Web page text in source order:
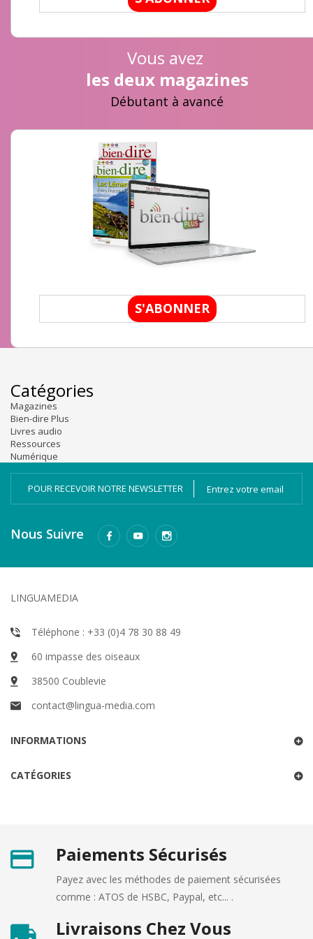
Vous avez
les deux magazines
Débutant à avancé
S'ABONNER
Catégories
Magazines
Bien-dire Plus
Livres audio
Ressources
Numérique
POUR RECEVOIR NOTRE NEWSLETTER
Nous Suivre
LINGUAMEDIA
Téléphone : +33 (0)4 78 30 88 49
60 impasse des oiseaux
38500 Coublevie
contact@lingua-media.com
INFORMATIONS
CATÉGORIES
Paiements Sécurisés
Payez avec les méthodes de paiement sécurisées
comme : ATOS de HSBC, Paypal, etc... .
Livraisons Chez Vous